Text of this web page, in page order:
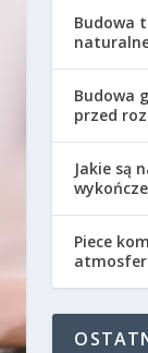
Budowa
Budowa
przed
Jakie są
Piece